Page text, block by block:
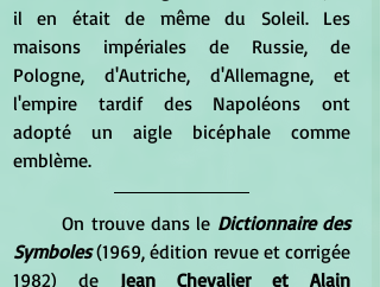
il en était de même du Soleil. Les
maisons impériales de Russie, de
Pologne, d'Autriche, d'Allemagne, et
l'empire tardif des Napoléons ont
adopté un aigle bicéphale comme
emblème.
	On trouve dans le
Dictionnaire des
Symboles (1969, édition revue et corrigée
1982) de Jean Chevalier et Alain